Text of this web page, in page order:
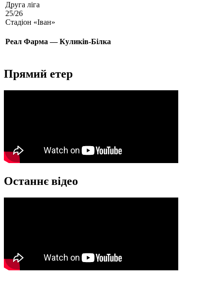
Друга ліга
25/26
Стадіон «Іван»
Реал Фарма — Куликів-Білка
Прямий етер
Останнє відео